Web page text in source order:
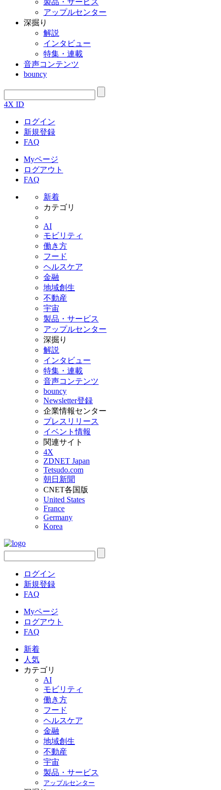
製品・サービス
アップルセンター
深掘り
解説
インタビュー
特集・連載
音声コンテンツ
bouncy
4X ID
ログイン
新規登録
FAQ
Myページ
ログアウト
FAQ
新着
カテゴリ
AI
モビリティ
働き方
フード
ヘルスケア
金融
地域創生
不動産
宇宙
製品・サービス
アップルセンター
深掘り
解説
インタビュー
特集・連載
音声コンテンツ
bouncy
Newsletter登録
企業情報センター
プレスリリース
イベント情報
関連サイト
4X
ZDNET Japan
Tetsudo.com
朝日新聞
CNET各国版
United States
France
Germany
Korea
ログイン
新規登録
FAQ
Myページ
ログアウト
FAQ
新着
人気
カテゴリ
AI
モビリティ
働き方
フード
ヘルスケア
金融
地域創生
不動産
宇宙
製品・サービス
アップルセンター